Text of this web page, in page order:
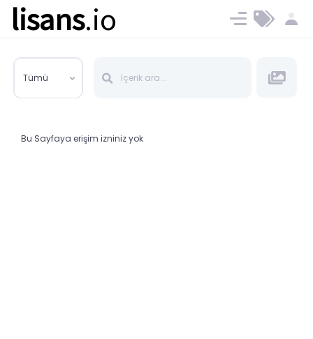
lisans.io Ücret ve Planlar
Tümü
Bu Sayfaya erişim izniniz yok